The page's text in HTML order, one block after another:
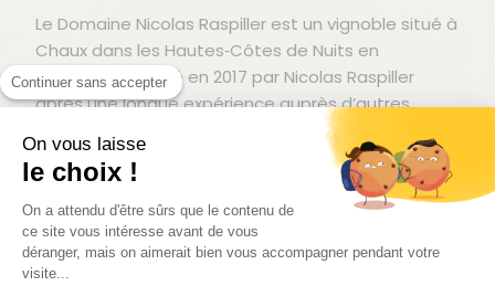
Continuer sans accepter
On vous laisse
le choix !
On a attendu d'être sûrs que le contenu de
ce site vous intéresse avant de vous
déranger, mais on aimerait bien vous accompagner pendant votre
visite...
Le Domaine Nicolas Raspiller est un vignoble situé à
Chaux dans les Hautes‑Côtes de Nuits en
Bourgogne, fondé en 2017 par Nicolas Raspiller
après une longue expérience auprès d’autres
vignerons bourguignons et champenois. Il a
immédiatement engagé la conversion du domaine
vers l’agriculture biologique, avec une philosophie
centrée sur le soin de la vigne à l’aide de
préparations naturelles et l’utilisation de plantes
pour enrichir les sols.